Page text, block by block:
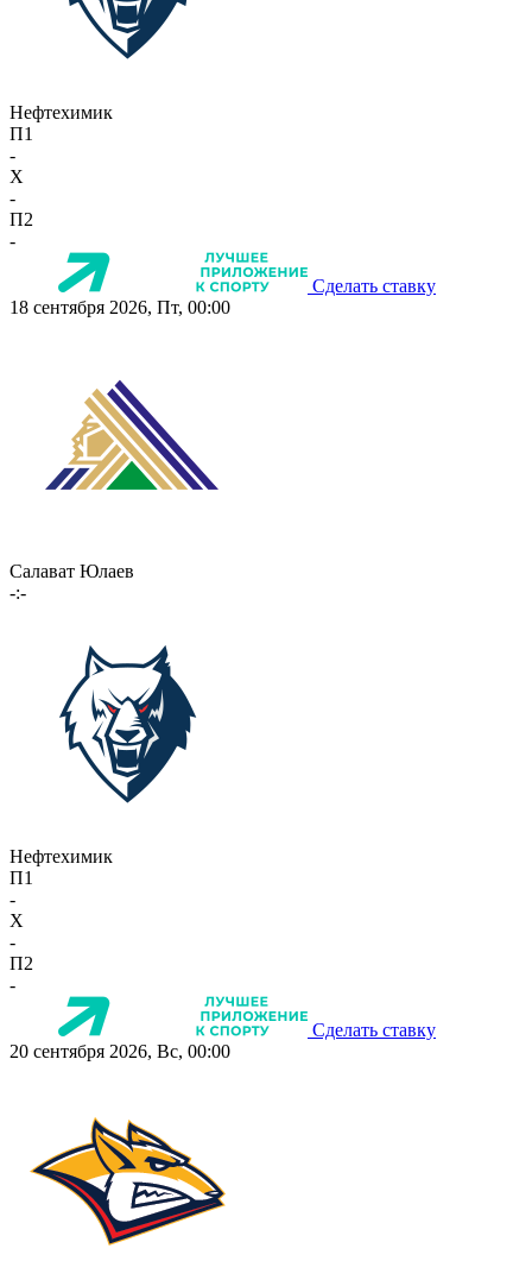
Нефтехимик
П1
-
X
-
П2
-
Сделать ставку
18 сентября 2026, Пт, 00:00
Салават Юлаев
-:-
Нефтехимик
П1
-
X
-
П2
-
Сделать ставку
20 сентября 2026, Вс, 00:00